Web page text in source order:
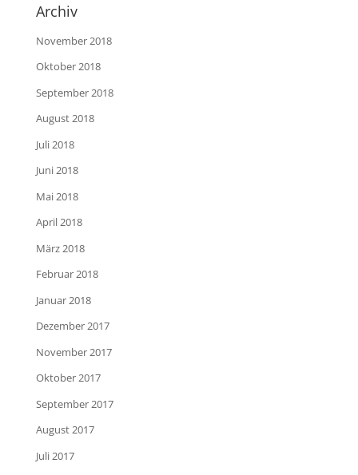
Archiv
November 2018
Oktober 2018
September 2018
August 2018
Juli 2018
Juni 2018
Mai 2018
April 2018
März 2018
Februar 2018
Januar 2018
Dezember 2017
November 2017
Oktober 2017
September 2017
August 2017
Juli 2017